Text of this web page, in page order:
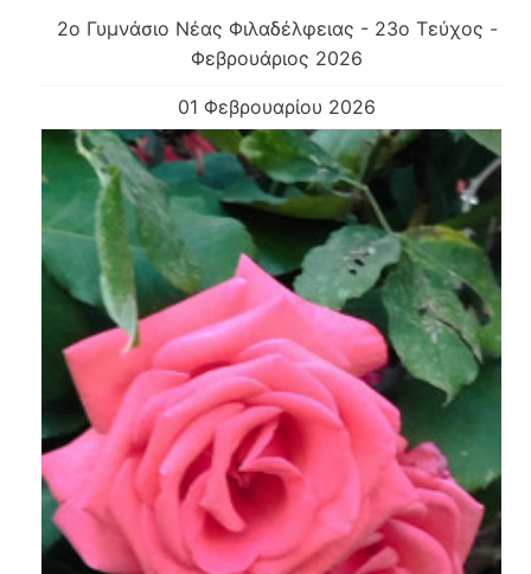
2o Γυμνάσιο Νέας Φιλαδέλφειας - 23ο Τεύχος -
Φεβρουάριος 2026
01 Φεβρουαρίου 2026